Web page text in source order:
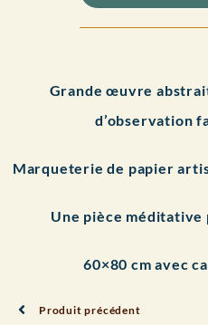
Grande œuvre
d’observation
Marqueterie de papier
Une pièce
60×80 cm avec
Produit précédent